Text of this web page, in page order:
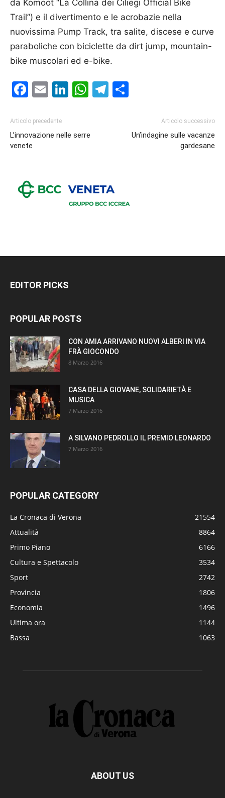
da Komoot “La Collina dei Ciliegi Official Bike
Trail”) e il divertimento e le acrobazie nella
nuovissima Pump Track, tra salite, discese e curve
paraboliche con biciclette da dirt jump, mountain-
bike muscolari ed e-bike.
Facebook
EmailLinkedIn
WhatsApp
Telegram
Articolo precedente
L’innovazione nelle serre
venete
Articolo successivo
Un’indagine sulle vacanze
gardesane
EDITOR PICKS
POPULAR POSTS
CON AMIA ARRIVANO NUOVI ALBERI IN VIA
FRÀ GIOCONDO
8 Marzo 2016
CASA DELLA GIOVANE, SOLIDARIETÀ E
MUSICA
7 Marzo 2016
A SILVANO PEDROLLO IL PREMIO LEONARDO
7 Marzo 2016
POPULAR CATEGORY
La Cronaca di Verona
21554
Attualità
8864
Primo Piano
6166
Cultura e Spettacolo
3534
Sport
2742
Provincia
1806
Economia
1496
Ultima ora
1144
Bassa
1063
ABOUT US